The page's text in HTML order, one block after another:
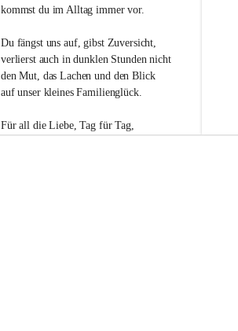
kommst du im Alltag immer vor.
Du fängst uns auf, gibst Zuversicht,
verlierst auch in dunklen Stunden nicht
den Mut, das Lachen und den Blick
auf unser kleines Familienglück.
Für all die Liebe, Tag für Tag,